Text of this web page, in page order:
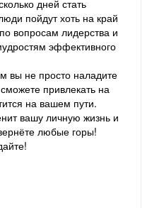
дней стать
пойдут хоть на край
вопросам лидерства и
эффективного
вы не просто наладите
привлекать на
на вашем пути.
вашу личную жизнь и
любые горы!